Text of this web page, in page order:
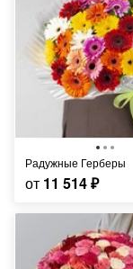
Радужные Герберы
от 11 514₽